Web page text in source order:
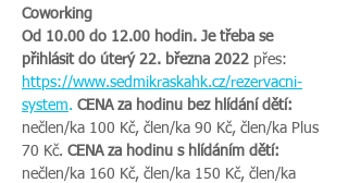
Coworking
Od 10.00 do 12.00 hodin. Je třeba se
přihlásit do úterý 22. března 2022 přes:
https://www.sedmikraskahk.cz/rezervacni-
system. CENA za hodinu bez hlídání dětí:
nečlen/ka 100 Kč, člen/ka 90 Kč, člen/ka Plus
70 Kč. CENA za hodinu s hlídáním dětí:
nečlen/ka 160 Kč, člen/ka 150 Kč, člen/ka